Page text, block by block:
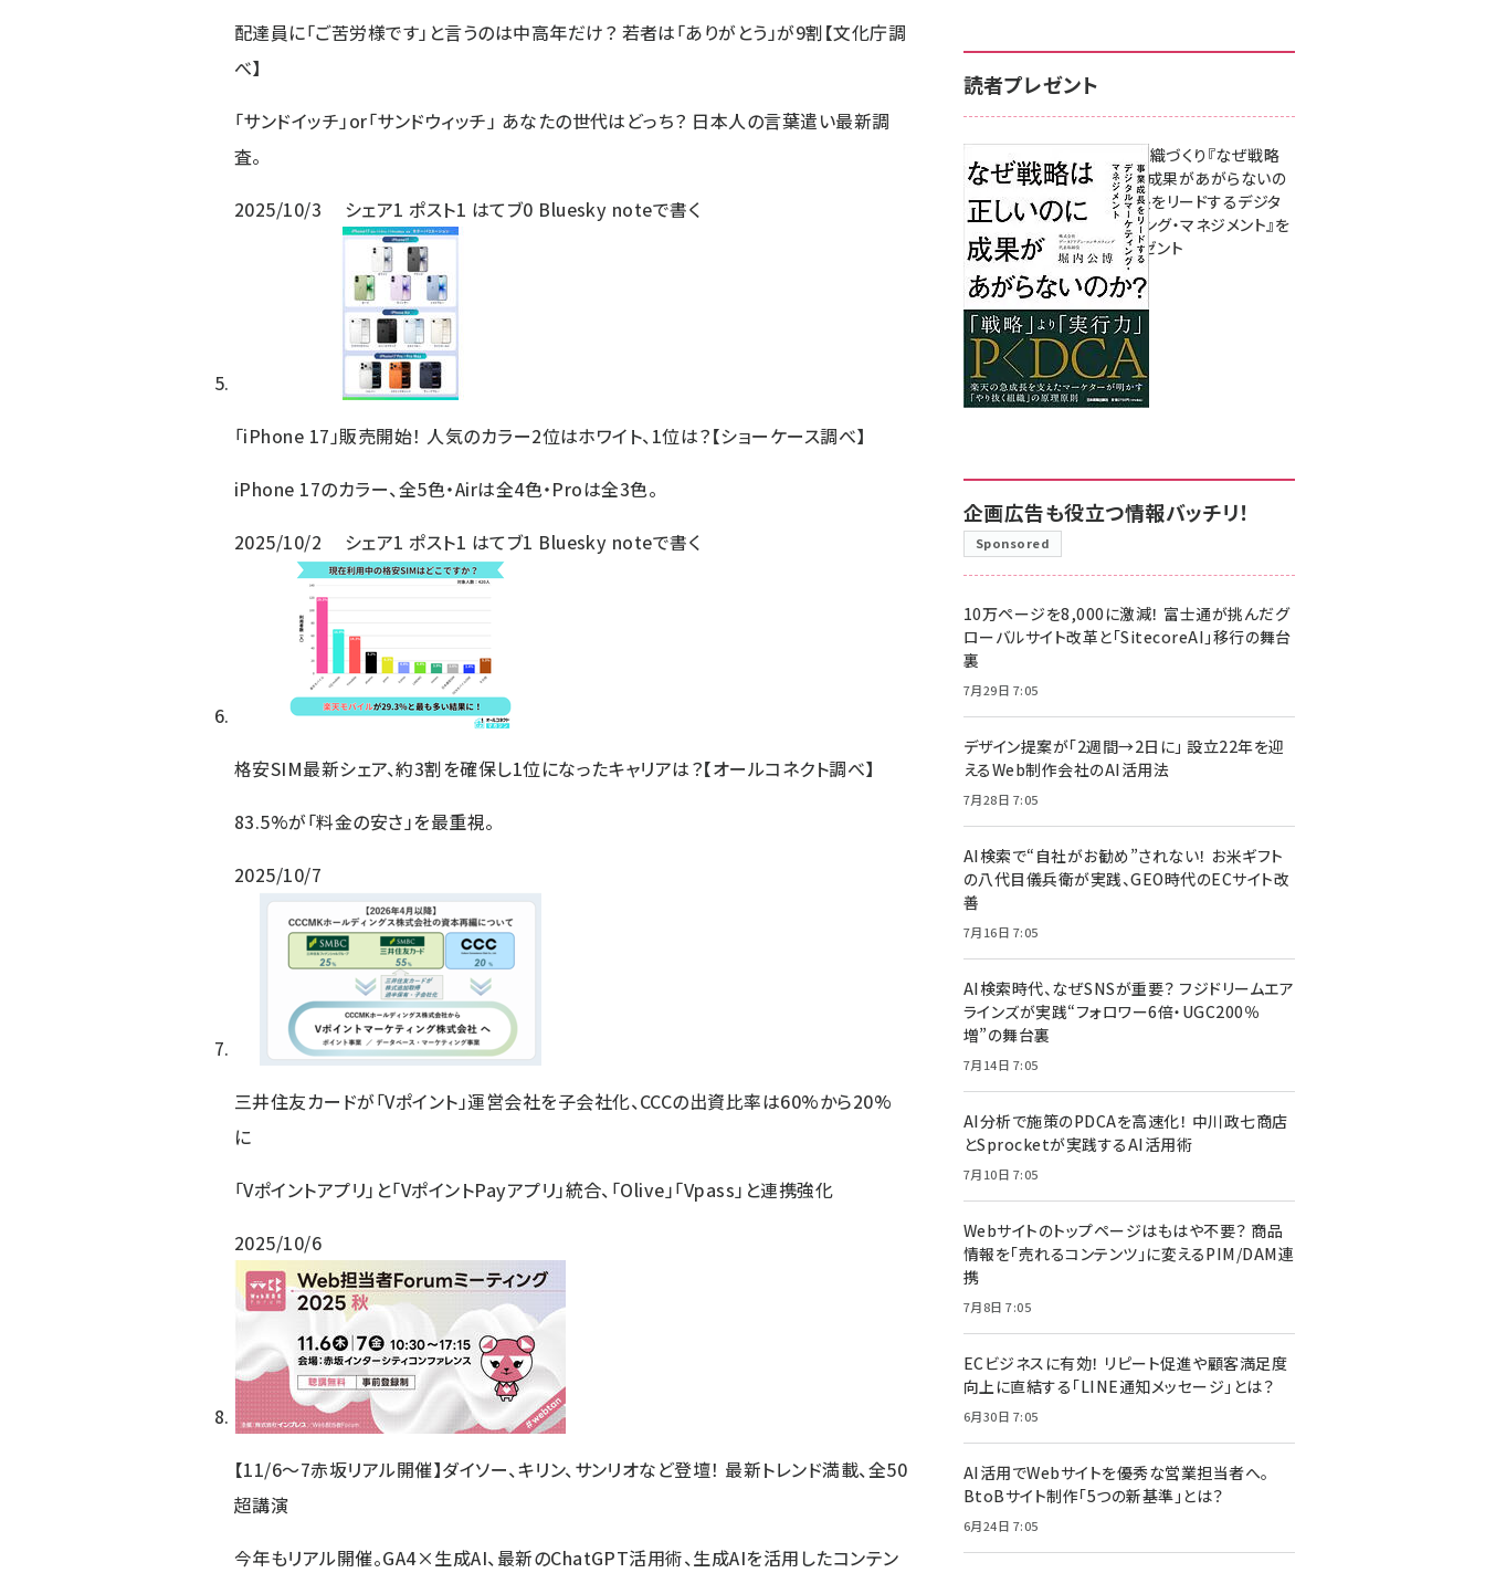
配達員に「ご苦労様です」と言うのは中高年だけ？ 若者は「ありがとう」が9割【文化庁調
べ】
「サンドイッチ」or「サンドウィッチ」 あなたの世代はどっち？ 日本人の言葉遣い最新調
査。
2025/10/3
シェア1 ポスト1 はてブ0 Bluesky noteで書く
「iPhone 17」販売開始！ 人気のカラー2位はホワイト、1位は？【ショーケース調べ】
iPhone 17のカラー、全5色・Airは全4色・Proは全3色。
2025/10/2
シェア1 ポスト1 はてブ1 Bluesky noteで書く
格安SIM最新シェア、約3割を確保し1位になったキャリアは？【オールコネクト調べ】
83.5%が「料金の安さ」を最重視。
2025/10/7
三井住友カードが「Vポイント」運営会社を子会社化、CCCの出資比率は60%から20%
に
「Vポイントアプリ」と「VポイントPayアプリ」統合、「Olive」「Vpass」と連携強化
2025/10/6
【11/6～7赤坂リアル開催】ダイソー、キリン、サンリオなど登壇！ 最新トレンド満載、全50
超講演
今年もリアル開催。GA4×生成AI、最新のChatGPT活用術、生成AIを活用したコンテン
読者プレゼント
成果を生む組織づくり『なぜ戦略
は正しいのに成果があがらないの
か？ 事業成長をリードするデジタ
ルマーケティング・マネジメント』を
3名様にプレゼント
8月7日 10:00
企画広告も役立つ情報バッチリ！
Sponsored
10万ページを8,000に激減！ 富士通が挑んだグ
ローバルサイト改革と「SitecoreAI」移行の舞台
裏
7月29日 7:05
デザイン提案が「2週間→2日に」 設立22年を迎
えるWeb制作会社のAI活用法
7月28日 7:05
AI検索で“自社がお勧め”されない！ お米ギフト
の八代目儀兵衛が実践、GEO時代のECサイト改
善
7月16日 7:05
AI検索時代、なぜSNSが重要？ フジドリームエア
ラインズが実践“フォロワー6倍・UGC200％
増”の舞台裏
7月14日 7:05
AI分析で施策のPDCAを高速化！ 中川政七商店
とSprocketが実践するAI活用術
7月10日 7:05
Webサイトのトップページはもはや不要？ 商品
情報を「売れるコンテンツ」に変えるPIM/DAM連
携
7月8日 7:05
ECビジネスに有効！ リピート促進や顧客満足度
向上に直結する「LINE通知メッセージ」とは？
6月30日 7:05
AI活用でWebサイトを優秀な営業担当者へ。
BtoBサイト制作「5つの新基準」とは？
6月24日 7:05